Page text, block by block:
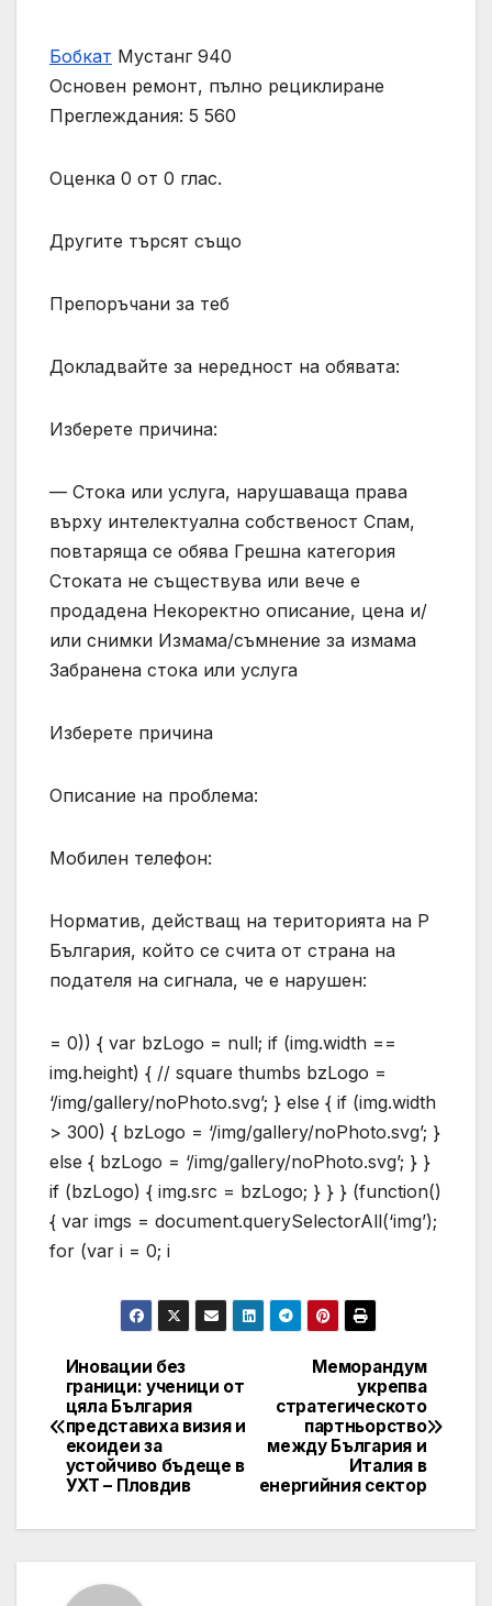
Бобкат Мустанг 940
Основен ремонт, пълно рециклиране
Преглеждания: 5 560
Оценка 0 от 0 глас.
Другите търсят също
Препоръчани за теб
Докладвайте за нередност на обявата:
Изберете причина:
— Стока или услуга, нарушаваща права
върху интелектуална собственост Спам,
повтаряща се обява Грешна категория
Стоката не съществува или вече е
продадена Некоректно описание, цена и/
или снимки Измама/съмнение за измама
Забранена стока или услуга
Изберете причина
Описание на проблема:
Мобилен телефон:
Норматив, действащ на територията на Р
България, който се счита от страна на
подателя на сигнала, че е нарушен:
= 0)) { var bzLogo = null; if (img.width ==
img.height) { // square thumbs bzLogo =
‘/img/gallery/noPhoto.svg’; } else { if (img.width
> 300) { bzLogo = ‘/img/gallery/noPhoto.svg’; }
else { bzLogo = ‘/img/gallery/noPhoto.svg’; } }
if (bzLogo) { img.src = bzLogo; } } } (function()
{ var imgs = document.querySelectorAll(‘img’);
for (var i = 0; i
Post
navigation
Меморандум
укрепва
стратегическото
партньорство
между България и
Италия в
енергийния сектор
Иновации без
граници: ученици от
цяла България
представиха визия и
екоидеи за
устойчиво бъдеще в
УХТ – Пловдив